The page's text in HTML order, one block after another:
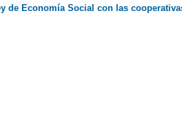
de Economía Social con las